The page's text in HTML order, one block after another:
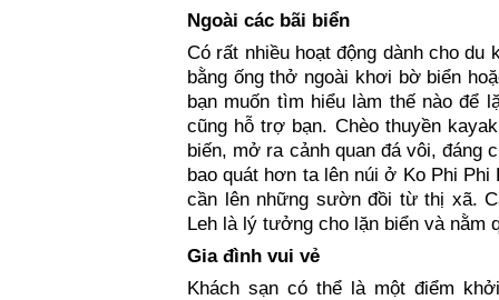
Ngoài các bãi biển
Có rất nhiều hoạt động dành cho du
bằng ống thở ngoài khơi bờ biển
bạn muốn tìm hiểu làm thế nào để
cũng hỗ trợ bạn. Chèo thuyền
biến, mở ra cảnh quan đá vôi, đáng
bao quát hơn ta lên núi ở Ko Phi Phi
cần lên những sườn đồi từ thị xã.
Leh là lý tưởng cho lặn biển và nằm
Gia đình vui vẻ
Khách sạn có thể là một điểm